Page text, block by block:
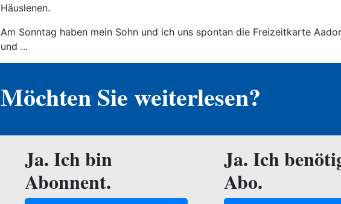
Häuslenen.
Am Sonntag haben mein Sohn und ich uns spontan die Freizeitkarte
und ...
Möchten Sie weiterlesen?
Ja. Ich bin
Abonnent.
Ja. Ich
Abo.